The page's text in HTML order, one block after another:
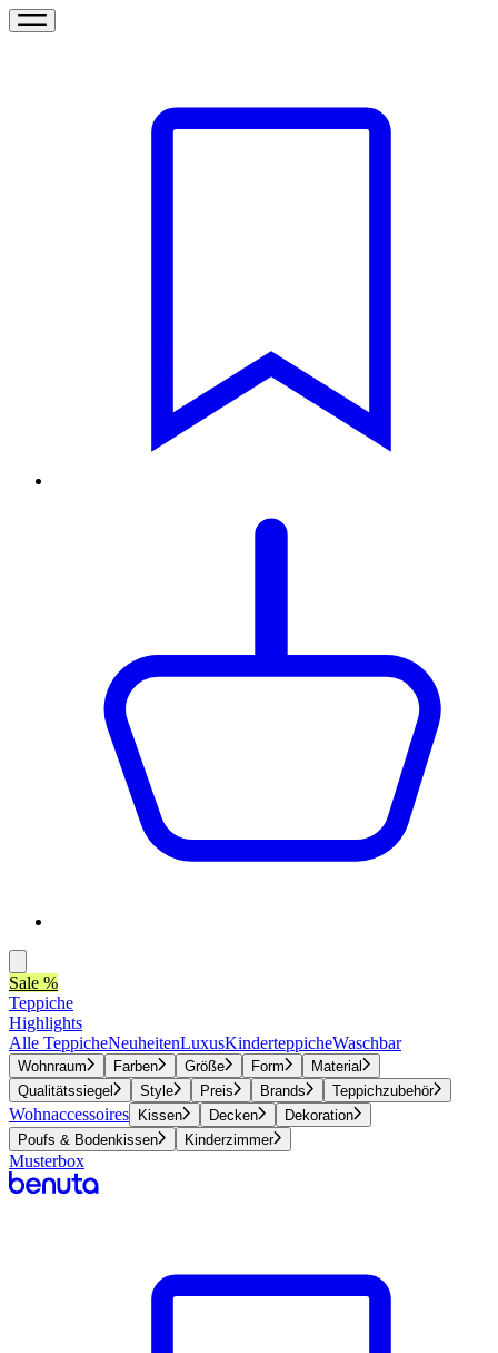
Sale %
Teppiche
Highlights
Alle TeppicheNeuheitenLuxusKinderteppicheWaschbar
Wohnraum Farben Größe Form
Material
Qualitätssiegel
Style Preis Brands Teppichzubehör
Wohnaccessoires Kissen Decken
Dekoration
Poufs & Bodenkissen
Kinderzimmer
Musterbox